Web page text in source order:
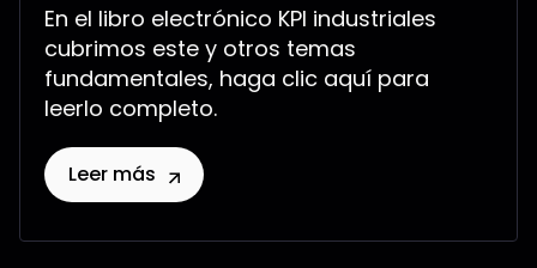
En el libro electrónico KPI industriales
cubrimos este y otros temas
fundamentales, haga clic aquí para
leerlo completo.
Leer más